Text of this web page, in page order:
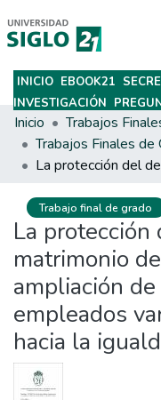
Subir
INICIO EBOOK21
INVESTIGACIÓN
Inicio
Trabajos Finales de
Trabajo final de grado
La
matrimonio
ampliación
empleados
hacia la